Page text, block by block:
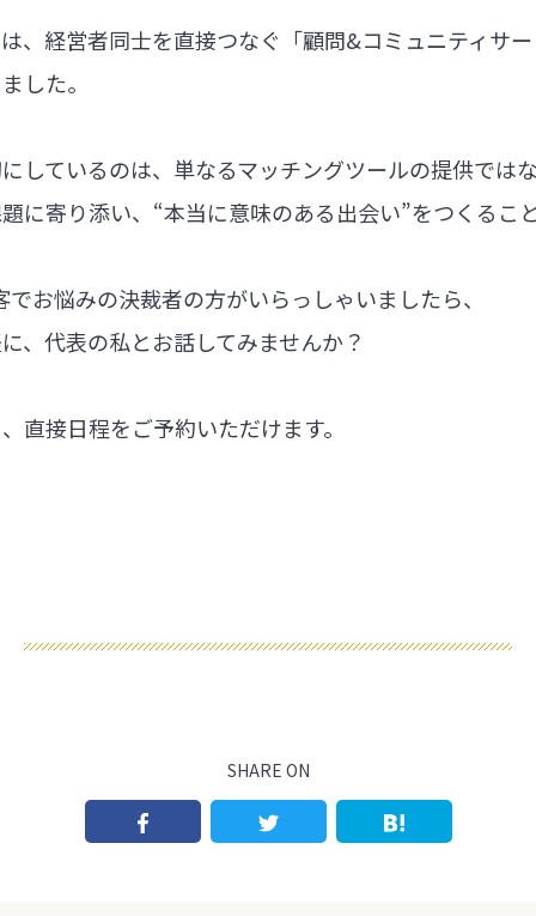
、経営者同士を直接つなぐ「顧問&コミュニティサ
した。
しているのは、単なるマッチングツールの提供では
に寄り添い、“本当に意味のある出会い”をつくるこ
お悩みの決裁者の方がいらっしゃいましたら、
、代表の私とお話してみませんか？
直接日程をご予約いただけます。
SHARE ON